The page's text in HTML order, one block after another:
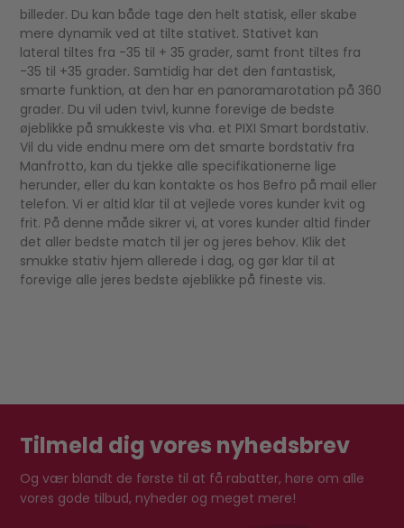
billeder. Du kan både tage den helt statisk, eller skabe
mere dynamik ved at tilte stativet. Stativet kan
lateral tiltes fra -35 til + 35 grader, samt front tiltes fra
-35 til +35 grader. Samtidig har det den fantastisk,
smarte funktion, at den har en panoramarotation på 360
grader. Du vil uden tvivl, kunne forevige de bedste
øjeblikke på smukkeste vis vha. et PIXI Smart bordstativ.
Vil du vide endnu mere om det smarte bordstativ fra
Manfrotto, kan du tjekke alle specifikationerne lige
herunder, eller du kan kontakte os hos Befro på mail eller
telefon. Vi er altid klar til at vejlede vores kunder kvit og
frit. På denne måde sikrer vi, at vores kunder altid finder
det aller bedste match til jer og jeres behov. Klik det
smukke stativ hjem allerede i dag, og gør klar til at
forevige alle jeres bedste øjeblikke på fineste vis.
Tilmeld dig vores nyhedsbrev
Og vær blandt de første til at få rabatter, høre om alle
vores gode tilbud, nyheder og meget mere!